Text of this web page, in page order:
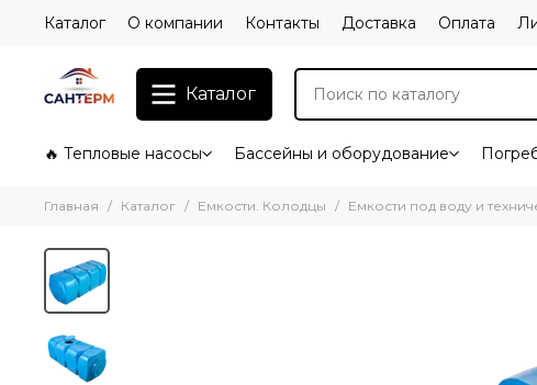
Каталог О компании Контакты Доставка Оплата
Каталог
🔥 Тепловые насосы Бассейны и оборудование
Главная Каталог Емкости. Колодцы Емкости под воду и